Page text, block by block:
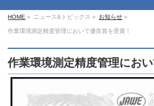
HOME » ニュース&トピックス » お知らせ »
作業環境測定精度管理において優良賞を受賞！
作業環境測定精度管理にお